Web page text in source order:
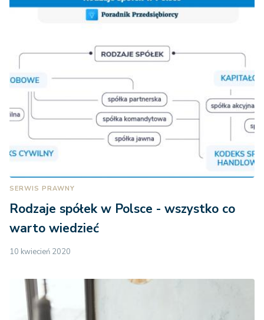
SERWIS PRAWNY
Rodzaje spółek w Polsce - wszystko co
warto wiedzieć
10 kwiecień 2020